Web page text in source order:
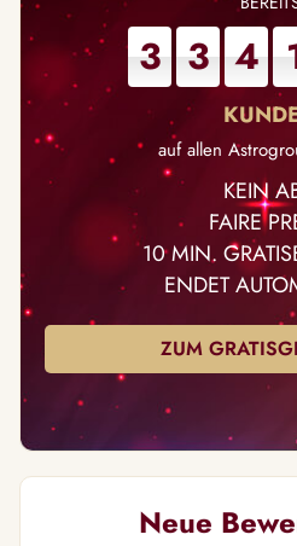
3 3 4
auf allen
KEIN
FAIRE
10 MIN.
ENDET
ZUM
Neue